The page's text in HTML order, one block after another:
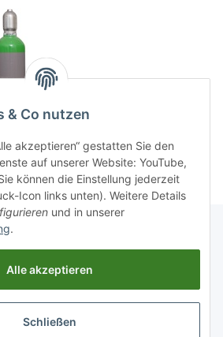
& Co nutzen
akzeptieren“ gestatten Sie den
auf unserer Website: YouTube,
können die Einstellung jederzeit
Icon links unten). Weitere Details
und in unserer
.
Alle akzeptieren
Schließen